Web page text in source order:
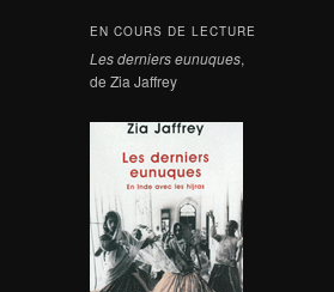
EN COURS DE LECTURE
Les derniers eunuques,
de Zia Jaffrey